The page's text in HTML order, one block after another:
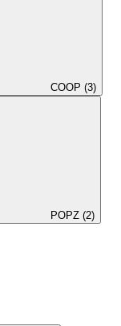
COOP (3)
POPZ (2)